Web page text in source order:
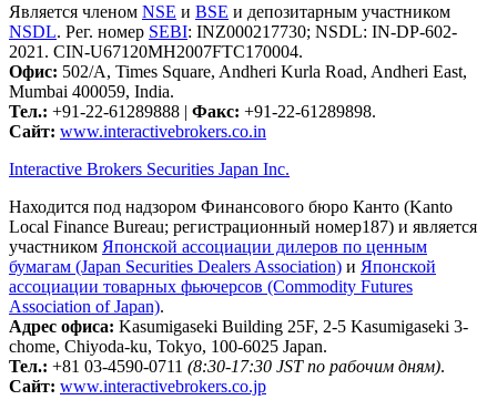
Является членом NSE и BSE и депозитарным участником
NSDL. Рег. номер SEBI: INZ000217730; NSDL: IN-DP-602-
2021. CIN-U67120MH2007FTC170004.
Офис: 502/A, Times Square, Andheri Kurla Road, Andheri East,
Mumbai 400059, India.
Тел.: +91-22-61289888 | Факс: +91-22-61289898.
Сайт: www.interactivebrokers.co.in
Interactive Brokers Securities Japan Inc.
Находится под надзором Финансового бюро Канто (Kanto
Local Finance Bureau; регистрационный номер187) и является
участником Японской ассоциации дилеров по ценным
бумагам (Japan Securities Dealers Association) и Японской
ассоциации товарных фьючерсов (Commodity Futures
Association of Japan).
Адрес офиса: Kasumigaseki Building 25F, 2-5 Kasumigaseki 3-
chome, Chiyoda-ku, Tokyo, 100-6025 Japan.
Тел.: +81 03-4590-0711 (8:30-17:30 JST по рабочим дням).
Сайт: www.interactivebrokers.co.jp